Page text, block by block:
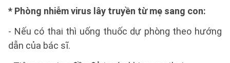
* Phòng nhiễm virus lây truyền từ mẹ sang con:
- Nếu có thai thì uống thuốc dự phòng theo hướng
dẫn của bác sĩ.